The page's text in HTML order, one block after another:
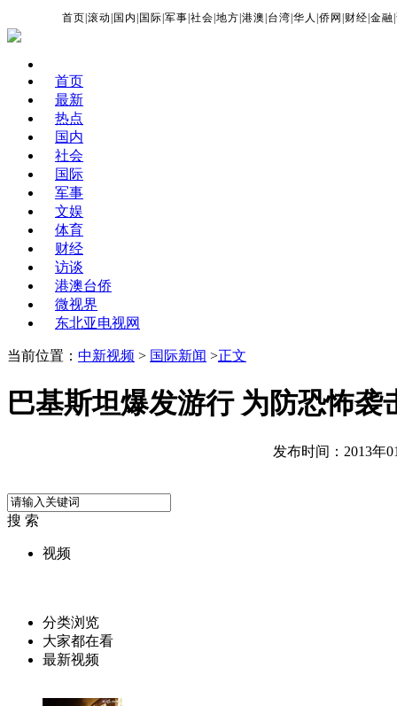
首页 |滚动 国内 国际 |军事 |社会 |地方 |港澳 台湾 |华人 |侨网 财经 |金融 |
首页
最新
热点
国内
社会
国际
军事
文娱
体育
财经
访谈
港澳台侨
微视界
东北亚电视网
当前位置： 中新视频 > 国际新闻 >正文
巴基斯坦爆发游行 为防恐怖袭
发布时间：2013年
搜 索
视频
分类浏览
大家都在看
最新视频